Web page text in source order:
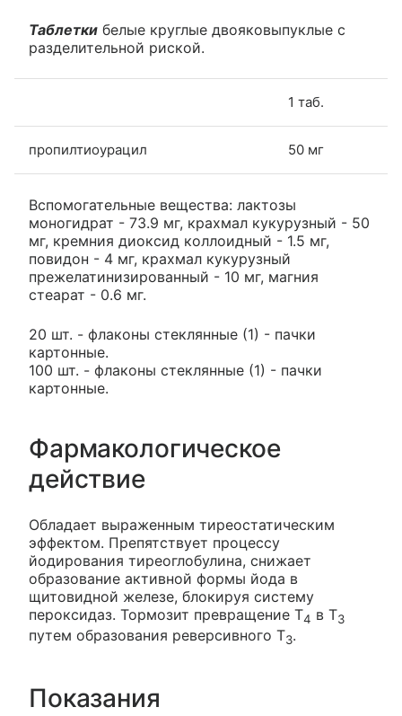
Таблетки белые круглые двояковыпуклые с
разделительной риской.
1 таб.
пропилтиоурацил 50 мг
Вспомогательные вещества: лактозы
моногидрат - 73.9 мг, крахмал кукурузный - 50
мг, кремния диоксид коллоидный - 1.5 мг,
повидон - 4 мг, крахмал кукурузный
прежелатинизированный - 10 мг, магния
стеарат - 0.6 мг.
20 шт. - флаконы стеклянные (1) - пачки
картонные.
100 шт. - флаконы стеклянные (1) - пачки
картонные.
Фармакологическое
действие
Обладает выраженным тиреостатическим
эффектом. Препятствует процессу
йодирования тиреоглобулина, снижает
образование активной формы йода в
щитовидной железе, блокируя систему
пероксидаз. Тормозит превращение T4 в T3
путем образования реверсивного T3.
Показания